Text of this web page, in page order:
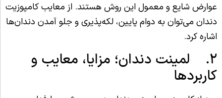
عوارض شایع و معمول این روش هستند. از معایب کامپوزیت
دندان می‌توان به دوام پایین، لکه‌پذیری و جلو آمدن دندان‌ها
اشاره کرد.
۲. لمینت دندان؛ مزایا، معایب و
کاربردها